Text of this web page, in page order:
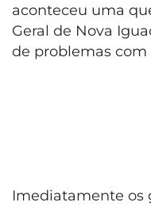
aconteceu uma
Geral de Nova
de problemas com
Imediatamente os